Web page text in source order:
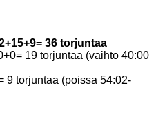
36 torjuntaa
19 torjuntaa (vaihto 40:00
9 torjuntaa (poissa 54:02-